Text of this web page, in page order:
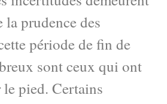
prudence des
période de fin de
sont ceux qui ont
pied. Certains